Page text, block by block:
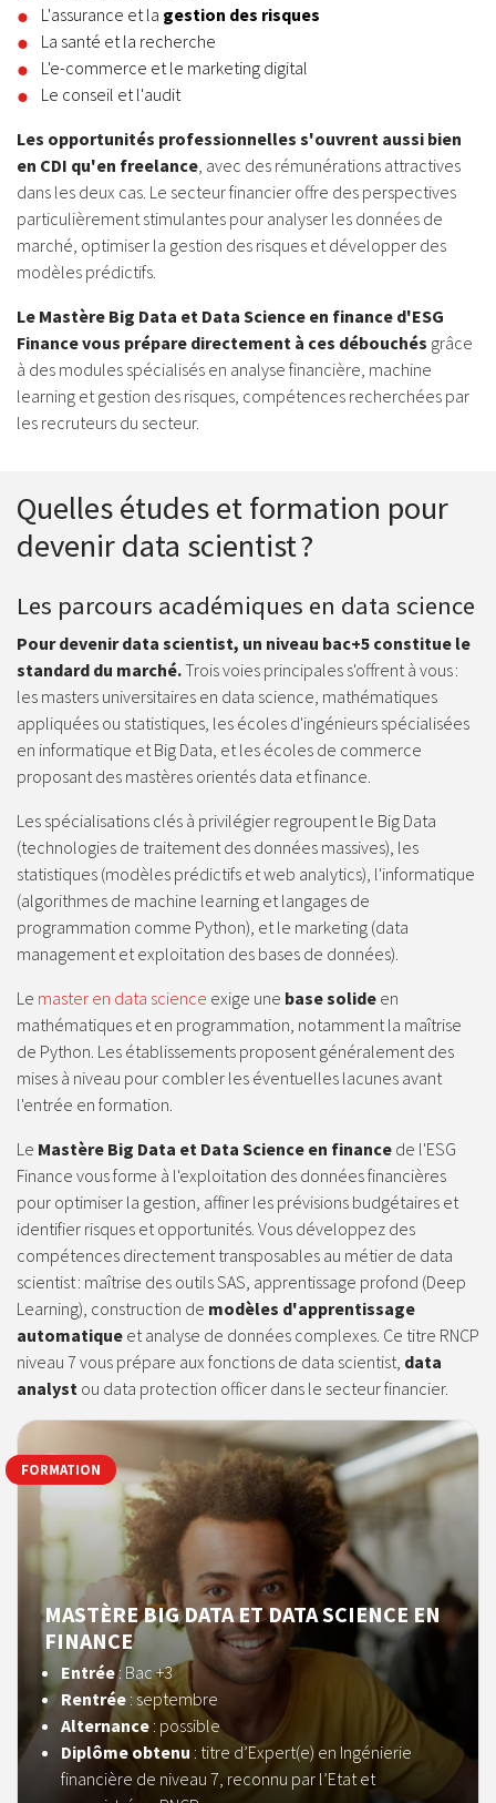
L'assurance et la gestion des risques
La santé et la recherche
L'e-commerce et le marketing digital
Le conseil et l'audit
Les opportunités professionnelles s'ouvrent aussi bien
en CDI qu'en freelance, avec des rémunérations attractives
dans les deux cas. Le secteur financier offre des perspectives
particulièrement stimulantes pour analyser les données de
marché, optimiser la gestion des risques et développer des
modèles prédictifs.
Le Mastère Big Data et Data Science en finance d'ESG
Finance vous prépare directement à ces débouchés grâce
à des modules spécialisés en analyse financière, machine
learning et gestion des risques, compétences recherchées par
les recruteurs du secteur.
Quelles études et formation pour
devenir data scientist ?
Les parcours académiques en data science
Pour devenir data scientist, un niveau bac+5 constitue le
standard du marché.Trois voies principales s'offrent à vous :
les masters universitaires en data science, mathématiques
appliquées ou statistiques, les écoles d'ingénieurs spécialisées
en informatique et Big Data, et les écoles de commerce
proposant des mastères orientés data et finance.
Les spécialisations clés à privilégier regroupent le Big Data
(technologies de traitement des données massives), les
statistiques (modèles prédictifs et web analytics), l'informatique
(algorithmes de machine learning et langages de
programmation comme Python), et le marketing (data
management et exploitation des bases de données).
Le master en data science exige une base solide en
mathématiques et en programmation, notamment la maîtrise
de Python. Les établissements proposent généralement des
mises à niveau pour combler les éventuelles lacunes avant
l'entrée en formation.
Le Mastère Big Data et Data Science en finance de l'ESG
Finance vous forme à l'exploitation des données financières
pour optimiser la gestion, affiner les prévisions budgétaires et
identifier risques et opportunités. Vous développez des
compétences directement transposables au métier de data
scientist : maîtrise des outils SAS, apprentissage profond (Deep
Learning), construction de modèles d'apprentissage
automatique et analyse de données complexes. Ce titre RNCP
niveau 7 vous prépare aux fonctions de data scientist, data
analyst ou data protection officer dans le secteur financier.
MASTÈRE BIG DATA ET DATA SCIENCE EN
FINANCE
Entrée: Bac +3
Rentrée: septembre
Alternance: possible
Diplôme obtenu : titre d’Expert(e) en Ingénierie
financière de niveau 7, reconnu par l’Etat et
FORMATION